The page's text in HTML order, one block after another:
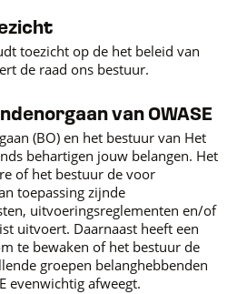
toezicht op de het beleid van
de raad ons bestuur.
van OWASE
(BO) en het bestuur van Het
behartigen jouw belangen. Het
of het bestuur de voor
toepassing zijnde
uitvoeringsreglementen en/of
uitvoert. Daarnaast heeft een
te bewaken of het bestuur de
groepen belanghebbenden
evenwichtig afweegt.